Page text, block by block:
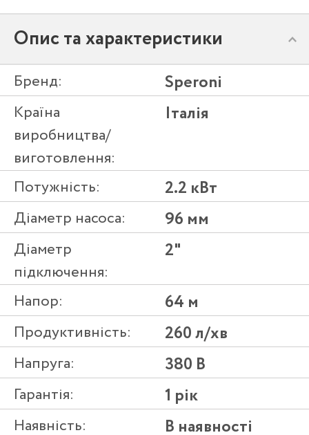
Опис та характеристики
Бренд: Speroni
Країна
виробництва/
виготовлення:
Італія
Потужність: 2.2 кВт
Діаметр насоса: 96 мм
Діаметр
підключення:
2"
Напор: 64 м
Продуктивність: 260 л/хв
Напруга: 380 В
Гарантія: 1 рік
Наявність: В наявності